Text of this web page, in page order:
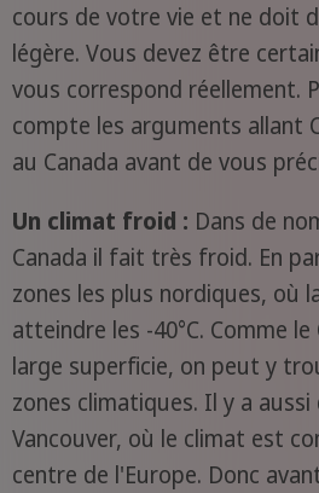
cours de votre vie et ne doit
légère. Vous devez être
vous correspond réellement.
compte les arguments allant
au Canada avant de vous
Un climat froid : Dans de
Canada il fait très froid. En
zones les plus nordiques, où
atteindre les -40°C. Comme
large superficie, on peut y
zones climatiques. Il y a aussi
Vancouver, où le climat est
centre de l'Europe. Donc